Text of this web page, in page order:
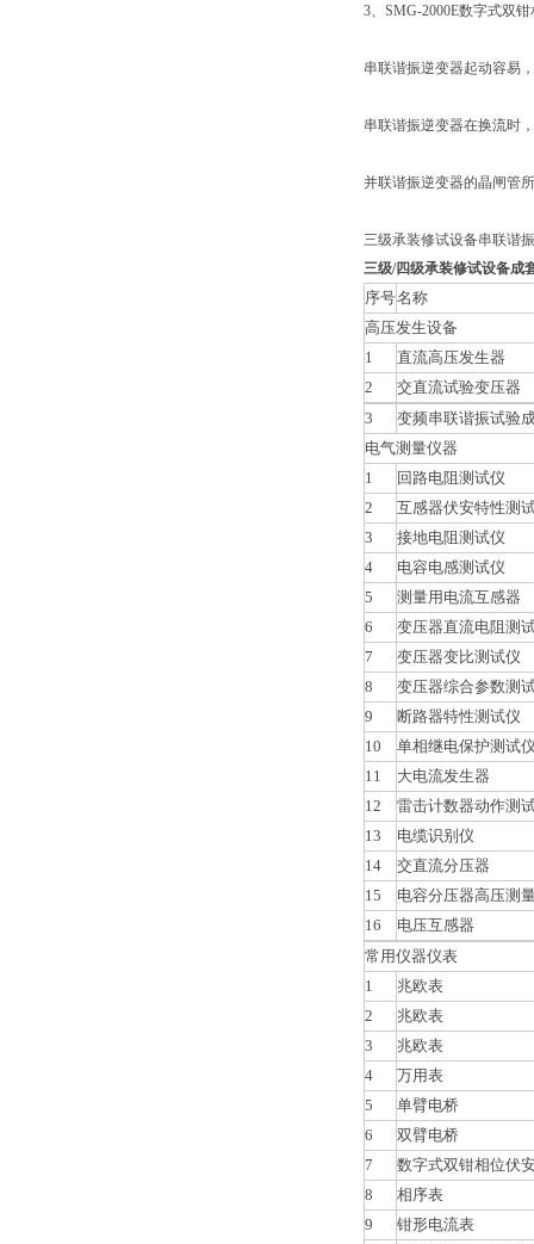
3、SMG-2000E数字式双
串联谐振逆变器起动容易
串联谐振逆变器在换流时
并联谐振逆变器的晶闸管
三级承装修试设备串联谐
三级/四级承装修试设备成
序号名称
高压发生设备
1
直流高压发生器
2
交直流试验变压器
3
变频串联谐振试验
电气测量仪器
1
回路电阻测试仪
2
互感器伏安特性测
3
接地电阻测试仪
4
电容电感测试仪
5
测量用电流互感器
6
变压器直流电阻测
7
变压器变比测试仪
8
变压器综合参数测
9
断路器特性测试仪
10
单相继电保护测试
11
大电流发生器
12
雷击计数器动作测
13
电缆识别仪
14
交直流分压器
15
电容分压器高压测
16
电压互感器
常用仪器仪表
1
兆欧表
2
兆欧表
3
兆欧表
4
万用表
5
单臂电桥
6
双臂电桥
7
数字式双钳相位伏
8
相序表
9
钳形电流表